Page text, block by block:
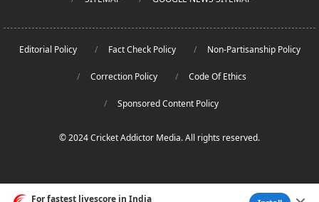
Editorial Policy Fact Check Policy Non-Partisanship Policy
Correction Policy Code Of Ethics
Sponsored Content Policy
© 2024 Cricket Addictor Media. All rights reserved.
For fastest livescore in India